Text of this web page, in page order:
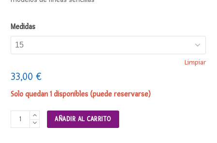
Medidas
Limpiar
33,00€
Solo quedan 1 disponibles (puede reservarse)
Anillo
ONDAS
AÑADIR AL CARRITO